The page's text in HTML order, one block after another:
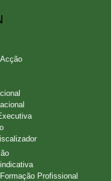
Profissional